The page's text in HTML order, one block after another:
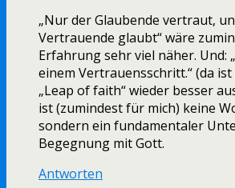
„Nur der Glaubende vertraut,
Vertrauende glaubt“ wäre
Erfahrung sehr viel näher. Und:
einem Vertrauensschritt.“ (da
„Leap of faith“ wieder besser
ist (zumindest für mich) keine
sondern ein fundamentaler
Begegnung mit Gott.
Antworten